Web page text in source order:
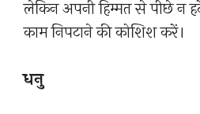
लेकिन अपनी हिम्मत से पीछे न
काम निपटाने की कोशिश करें।
धनु